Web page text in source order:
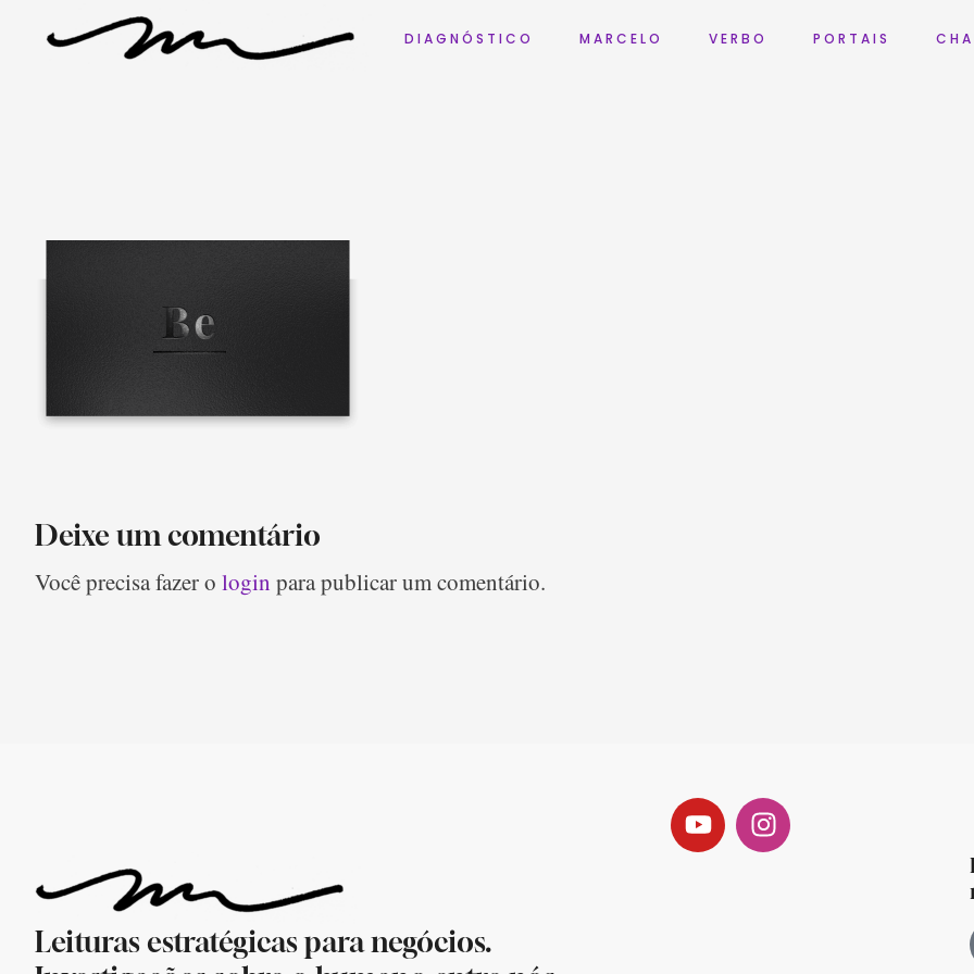
D I A G N Ó S T I C O M A R C E L O V E R B O P O R T A I S C H A
Deixe um comentário
Você precisa fazer o login para publicar um comentário.
Leituras estratégicas para negócios.